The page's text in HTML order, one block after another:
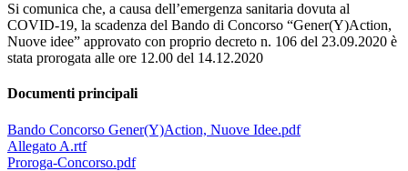
Si comunica che, a causa dell’emergenza sanitaria dovuta al
COVID-19, la scadenza del Bando di Concorso “Gener(Y)Action,
Nuove idee” approvato con proprio decreto n. 106 del 23.09.2020 è
stata prorogata alle ore 12.00 del 14.12.2020
Documenti principali
Bando Concorso Gener(Y)Action, Nuove Idee.pdf
Allegato A.rtf
Proroga-Concorso.pdf